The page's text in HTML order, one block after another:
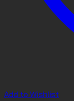
Add to Wishlist